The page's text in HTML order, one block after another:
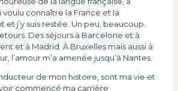
voulu connaître la France et la
et j’y suis restée. Un peu, beaucoup.
Des séjours à Barcelone et à
et à Madrid. À Bruxelles mais aussi à
l’amour m’a amenée jusqu’à Nantes.
de mon histoire, sont ma vie et
commencé ma carrière